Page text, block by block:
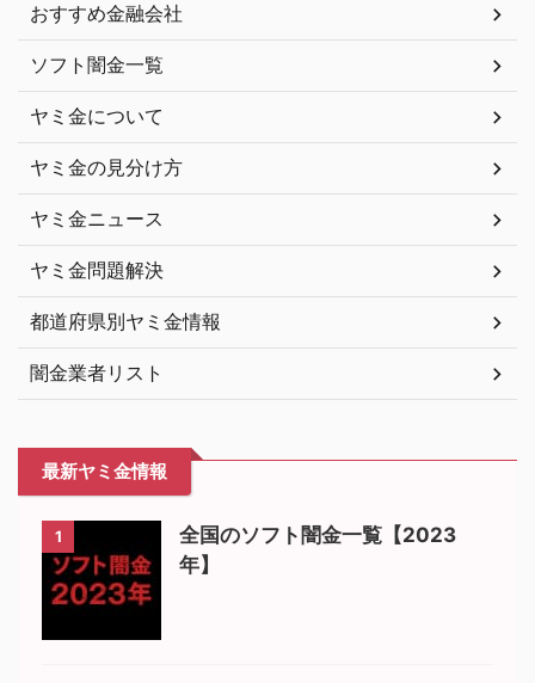
おすすめ金融会社
ソフト闇金一覧
ヤミ金について
ヤミ金の見分け方
ヤミ金ニュース
ヤミ金問題解決
都道府県別ヤミ金情報
闇金業者リスト
最新ヤミ金情報
1
全国のソフト闇金一覧【2023
年】